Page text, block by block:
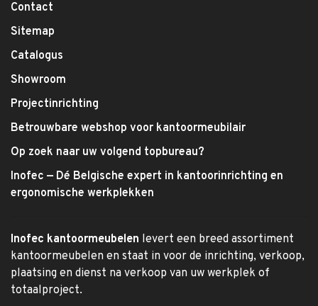
Contact
Sitemap
Catalogus
Showroom
Projectinrichting
Betrouwbare webshop voor kantoormeubilair
Op zoek naar uw volgend topbureau?
Inofec — Dé Belgische expert in kantoorinrichting en
ergonomische werkplekken
Inofec kantoormeubelen levert een breed assortiment
kantoormeubelen en staat in voor de inrichting, verkoop,
plaatsing en dienst na verkoop van uw werkplek of
totaalproject.